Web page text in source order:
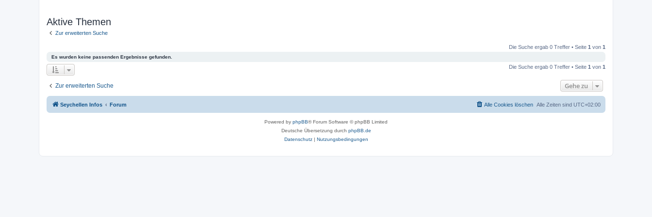
Aktive Themen
Zur erweiterten Suche
Die Suche ergab 0 Treffer • Seite 1 von 1
Es wurden keine passenden Ergebnisse gefunden.
Die Suche ergab 0 Treffer • Seite 1 von 1
Zur erweiterten Suche Gehe zu
Seychellen Infos Forum Alle Zeiten sind UTC+02:00
Alle Cookies löschen
Powered by phpBB® Forum Software © phpBB Limited
Deutsche Übersetzung durch phpBB.de
Datenschutz| Nutzungsbedingungen